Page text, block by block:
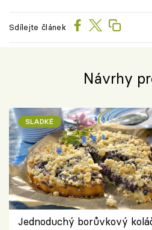
Sdílejte článek
Návrhy
SLADKÉ
Jednoduchý borůvkový